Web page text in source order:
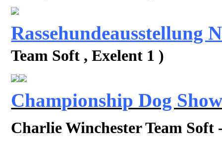
Rassehundeausstellung
Team Soft , Exelent 1 )
Championship Dog
Charlie Winchester Team Soft